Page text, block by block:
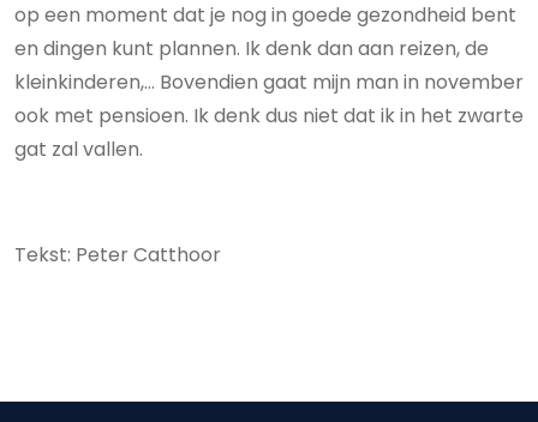
op een moment dat je nog in goede gezondheid bent
en dingen kunt plannen. Ik denk dan aan reizen, de
kleinkinderen,… Bovendien gaat mijn man in november
ook met pensioen. Ik denk dus niet dat ik in het zwarte
gat zal vallen.
Tekst: Peter Catthoor